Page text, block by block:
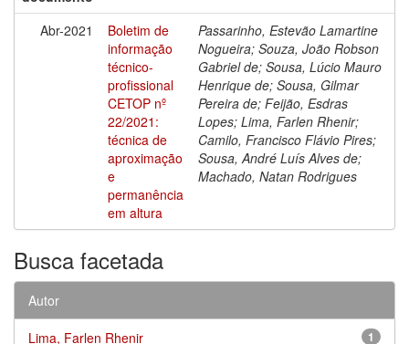
Abr-2021
Boletim de
informação
técnico-
profissional
CETOP nº
22/2021:
técnica de
aproximação
e
permanência
em altura
Passarinho, Estevão Lamartine
Nogueira; Souza, João Robson
Gabriel de; Sousa, Lúcio Mauro
Henrique de; Sousa, Gilmar
Pereira de; Feijão, Esdras
Lopes; Lima, Farlen Rhenir;
Camilo, Francisco Flávio Pires;
Sousa, André Luís Alves de;
Machado, Natan Rodrigues
Busca facetada
Autor
1
Lima, Farlen Rhenir